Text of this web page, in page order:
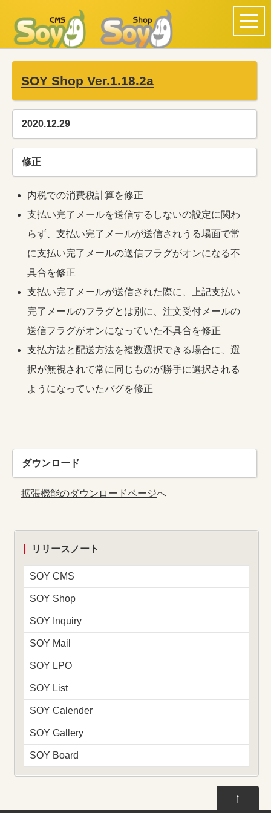
SOY Shop Ver.1.18.2a
2020.12.29
修正
内税での消費税計算を修正
支払い完了メールを送信するしないの設定に関わ
らず、支払い完了メールが送信されうる場面で常
に支払い完了メールの送信フラグがオンになる不
具合を修正
支払い完了メールが送信された際に、上記支払い
完了メールのフラグとは別に、注文受付メールの
送信フラグがオンになっていた不具合を修正
支払方法と配送方法を複数選択できる場合に、選
択が無視されて常に同じものが勝手に選択される
ようになっていたバグを修正
ダウンロード
拡張機能のダウンロードページへ
リリースノート
SOY CMS
SOY Shop
SOY Inquiry
SOY Mail
SOY LPO
SOY List
SOY Calender
SOY Gallery
SOY Board
↑